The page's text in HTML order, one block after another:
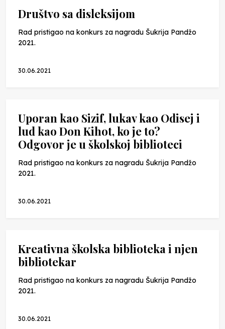
Društvo sa disleksijom
Rad pristigao na konkurs za nagradu Šukrija Pandžo
2021.
30.06.2021
Uporan kao Sizif, lukav kao Odisej i
lud kao Don Kihot, ko je to?
Odgovor je u školskoj biblioteci
Rad pristigao na konkurs za nagradu Šukrija Pandžo
2021.
30.06.2021
Kreativna školska biblioteka i njen
bibliotekar
Rad pristigao na konkurs za nagradu Šukrija Pandžo
2021.
30.06.2021